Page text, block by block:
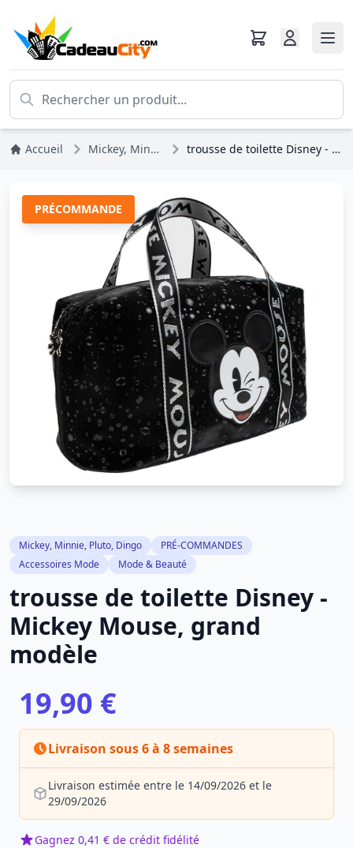
Accueil Mickey, Minnie, Pluto, Dingo trousse de toilette Disney - Mickey Mouse, grand modèle
PRÉCOMMANDE
Mickey, Minnie, Pluto, Dingo
PRÉ-COMMANDES
Accessoires Mode
Mode & Beauté
trousse de toilette Disney -
Mickey Mouse, grand
modèle
19,90 €
Livraison sous 6 à 8 semaines
Livraison estimée entre le 14/09/2026 et le
29/09/2026
Gagnez 0,41 € de crédit fidélité